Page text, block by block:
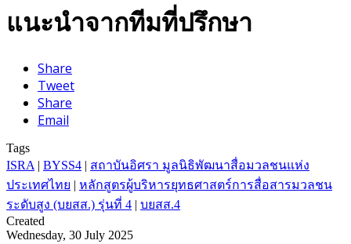
แนะนำจากทีมที่ปรึกษา
Share
Tweet
Share
Email
Tags
ISRA | BYSS4 | สถาบันอิศรา มูลนิธิพัฒนาสื่อมวลชนแห่ง
ประเทศไทย | หลักสูตรผู้บริหารยุทธศาสตร์การสื่อสารมวลชน
ระดับสูง (บยสส.) รุ่นที่ 4 | บยสส.4
Created
Wednesday, 30 July 2025